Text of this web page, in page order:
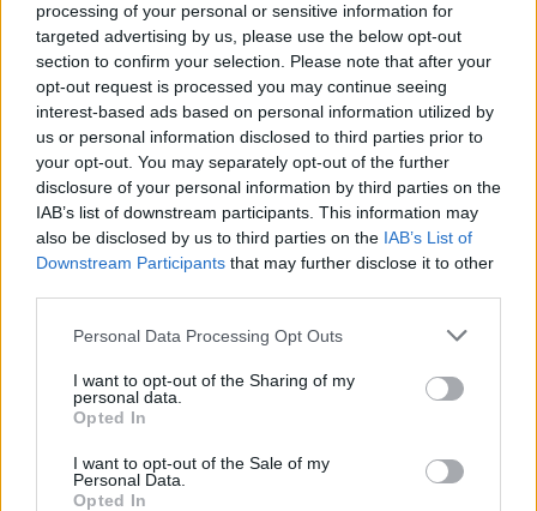
processing of your personal or sensitive information for
targeted advertising by us, please use the below opt-out
section to confirm your selection. Please note that after your
opt-out request is processed you may continue seeing
interest-based ads based on personal information utilized by
us or personal information disclosed to third parties prior to
your opt-out. You may separately opt-out of the further
disclosure of your personal information by third parties on the
IAB’s list of downstream participants. This information may
also be disclosed by us to third parties on the IAB’s List of
Downstream Participants that may further disclose it to other
Please note that this website/app uses one or more Google
not limited to your visit or usage behaviour. You may click to
grant or deny consent to Google and its third-party tags to
use your data for below specified purposes in below Google
consent section.
Personal Data Processing Opt Outs
I want to opt-out of the Sharing of my
personal data.
Opted In
I want to opt-out of the Sale of my
Personal Data.
Opted In
kapcsán Györfi Mihály
az egészségügy
állapotáról is beszélt.
Szolnok betegellátás,CT-berendezés,egészségügy,györfi mihály
hetényi géza kórház,kórházfejlesztés,Szolnok
Sokan elkövetik ezt a hibát parkolás után, pedig
komoly kár lehet belőle
2026.07.07. Horváth Zsolt
Sok autófeltörés
hagynának látható